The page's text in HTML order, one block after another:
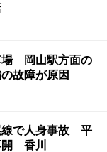
場 岡山駅方面の
故障が原因
線で人身事故 平
開 香川